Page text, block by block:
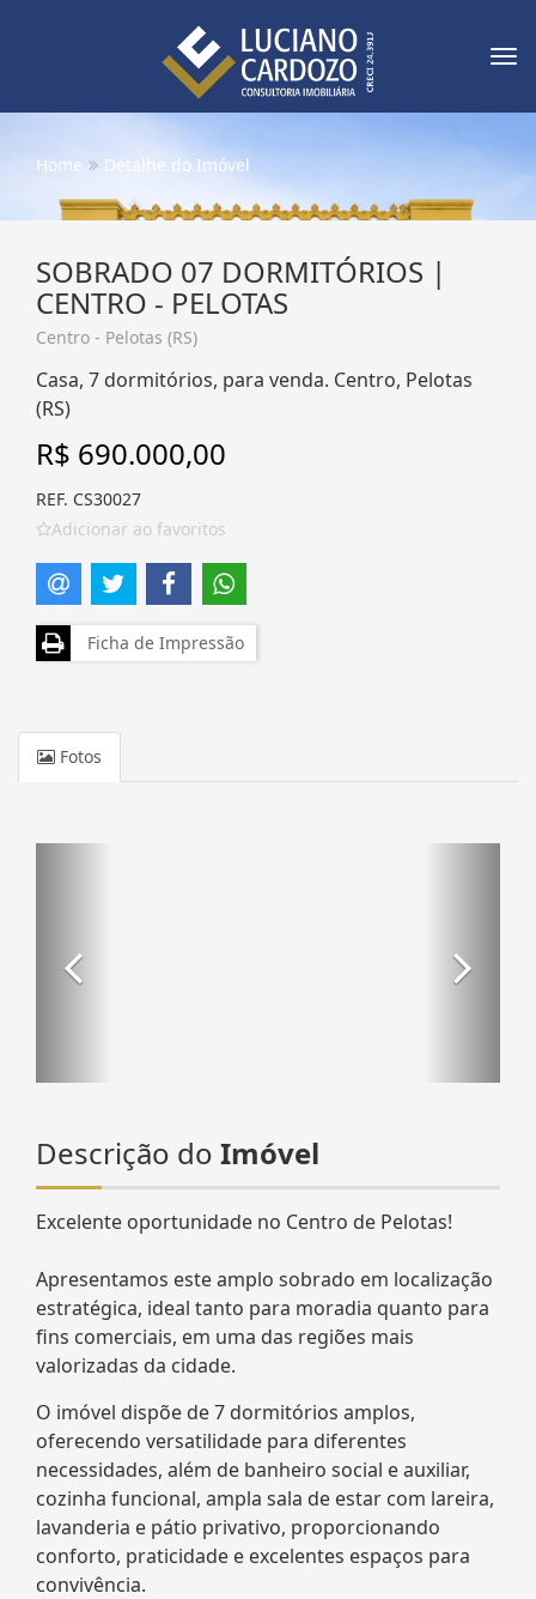
Home Detalhe do Imóvel
SOBRADO 07 DORMITÓRIOS |
CENTRO - PELOTAS
Centro - Pelotas (RS)
Casa, 7 dormitórios, para venda. Centro, Pelotas
(RS)
R$ 690.000,00
REF. CS30027
Adicionar ao favoritos
Ficha de Impressão
Fotos
Descrição do Imóvel
Excelente oportunidade no Centro de Pelotas!
Apresentamos este amplo sobrado em localização
estratégica, ideal tanto para moradia quanto para
fins comerciais, em uma das regiões mais
valorizadas da cidade.
O imóvel dispõe de 7 dormitórios amplos,
oferecendo versatilidade para diferentes
necessidades, além de banheiro social e auxiliar,
cozinha funcional, ampla sala de estar com lareira,
lavanderia e pátio privativo, proporcionando
conforto, praticidade e excelentes espaços para
convivência.